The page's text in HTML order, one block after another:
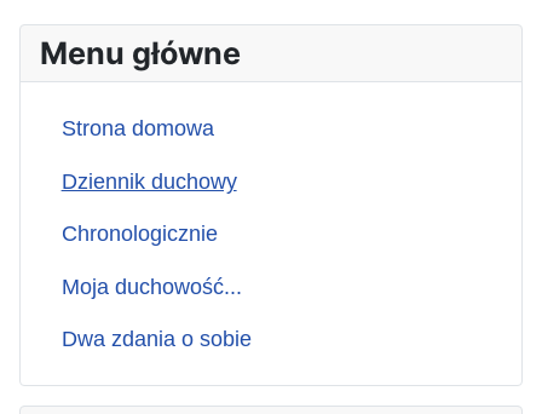
Menu główne
Strona domowa
Dziennik duchowy
Chronologicznie
Moja duchowość...
Dwa zdania o sobie